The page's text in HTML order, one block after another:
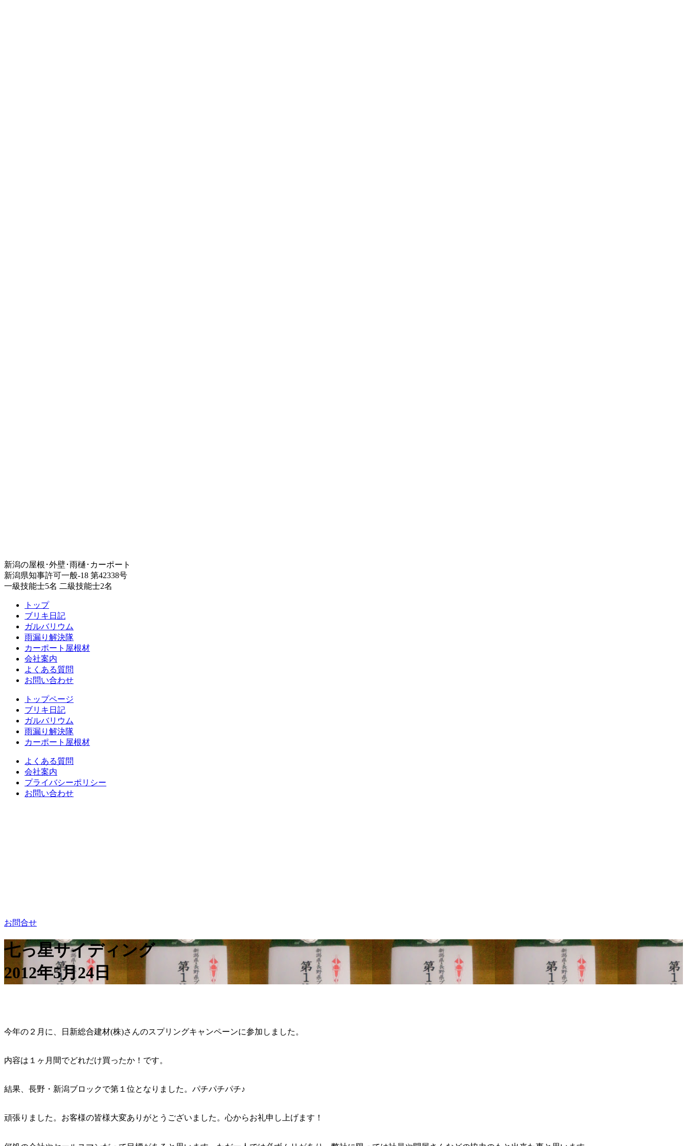
新潟の屋根･外壁･雨樋･カーポート
新潟県知事許可一般-18 第42338号
一級技能士5名 二級技能士2名
トップ
ブリキ日記
ガルバリウム
雨漏り解決隊
カーポート屋根材
会社案内
よくある質問
お問い合わせ
トップページ
ブリキ日記
ガルバリウム
雨漏り解決隊
カーポート屋根材
よくある質問
会社案内
プライバシーポリシー
お問い合わせ
お問合せ
七っ星サイディング
2012年5月24日
今年の２月に、日新総合建材(株)さんのスプリングキャンペーンに参加しました。
内容は１ヶ月間でどれだけ買ったか！です。
結果、長野・新潟ブロックで第１位となりました。パチパチパチ♪
頑張りました。お客様の皆様大変ありがとうございました。心からお礼申し上げます！